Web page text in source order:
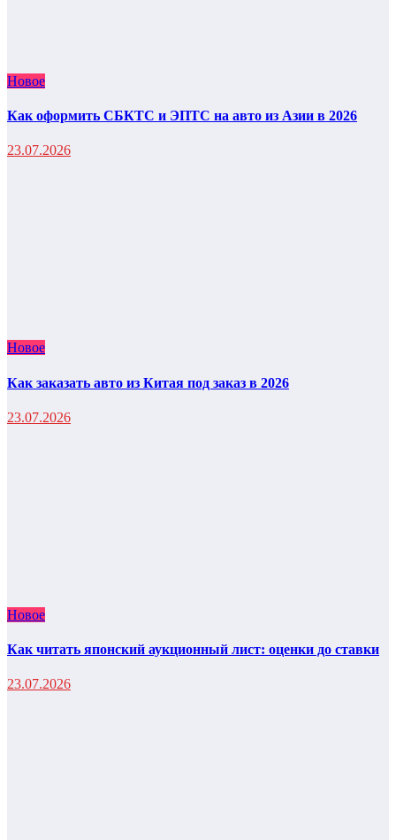
Новое
Как оформить СБКТС и ЭПТС на авто из Азии в 2026
23.07.2026
Новое
Как заказать авто из Китая под заказ в 2026
23.07.2026
Новое
Как читать японский аукционный лист: оценки до ставки
23.07.2026